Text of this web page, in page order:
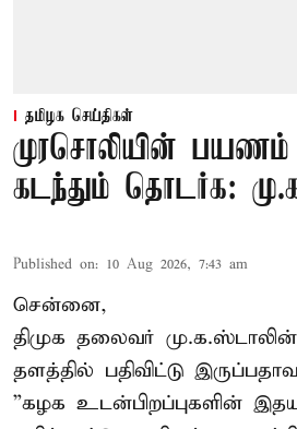
தமிழக செய்திகள்
முரசொலியின் பயணம்
கடந்தும் தொடர்க:
Published on: 10 Aug 2026, 7:43 am
சென்னை,
திமுக தலைவர்
தளத்தில் பதிவிட்டு
”கழக உடன்பிறப்புகளின்